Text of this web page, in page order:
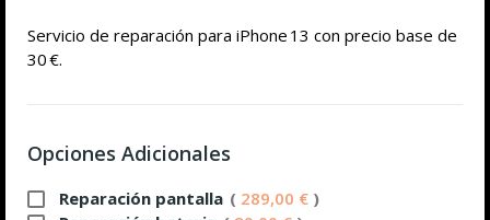
Servicio de reparación para iPhone 13 con precio base de
30 €.
Opciones Adicionales
Reparación pantalla ( 289,00 € )